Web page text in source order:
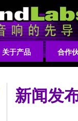
关于产品 合作
新闻发